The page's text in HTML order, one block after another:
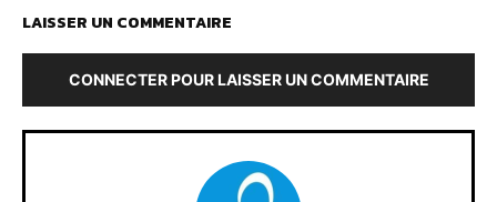
LAISSER UN COMMENTAIRE
CONNECTER POUR LAISSER UN COMMENTAIRE